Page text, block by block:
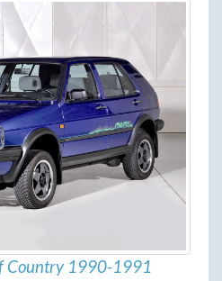
Country 1990-1991